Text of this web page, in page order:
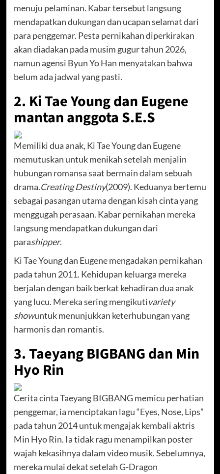
menuju pelaminan. Kabar tersebut langsung
mendapatkan dukungan dan ucapan selamat dari
para penggemar. Pesta pernikahan diperkirakan
akan diadakan pada musim gugur tahun 2026,
namun agensi Byun Yo Han menyatakan bahwa
belum ada jadwal yang pasti.
2. Ki Tae Young dan Eugene
mantan anggota S.E.S
Memiliki dua anak, Ki Tae Young dan Eugene
memutuskan untuk menikah setelah menjalin
hubungan romansa saat bermain dalam sebuah
drama.Creating Destiny(2009). Keduanya bertemu
sebagai pasangan utama dengan kisah cinta yang
menggugah perasaan. Kabar pernikahan mereka
langsung mendapatkan dukungan dari
parashipper.
Ki Tae Young dan Eugene mengadakan pernikahan
pada tahun 2011. Kehidupan keluarga mereka
berjalan dengan baik berkat kehadiran dua anak
yang lucu. Mereka sering mengikutivariety
showuntuk menunjukkan keterhubungan yang
harmonis dan romantis.
3. Taeyang BIGBANG dan Min
Hyo Rin
Cerita cinta Taeyang BIGBANG memicu perhatian
penggemar, ia menciptakan lagu “Eyes, Nose, Lips”
pada tahun 2014 untuk mengajak kembali aktris
Min Hyo Rin. Ia tidak ragu menampilkan poster
wajah kekasihnya dalam video musik. Sebelumnya,
mereka mulai dekat setelah G-Dragon